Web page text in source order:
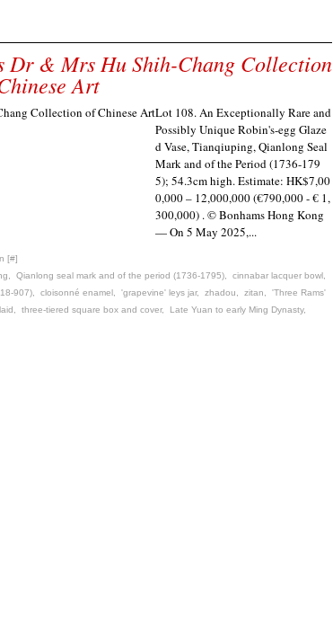
Dr & Mrs Hu Shih-Chang Collection
Art
Lot 108. An Exceptionally Rare and
Possibly Unique Robin's-egg Glaze
d Vase, Tianqiuping, Qianlong Seal
Mark and of the Period (1736-179
5); 54.3cm high. Estimate: HK$7,00
0,000 – 12,000,000 (€790,000 - € 1,
300,000) . © Bonhams Hong Kong
— On 5 May 2025,...
[#]
Qianlong seal mark and of the period (1736-1795) cinnabar lacquer bowl
907) cloisonné enamel 'grapevine' leys jar, zhadou zitan
'Three Rams'
three-tiered square box and cover, Late Yuan to early Ming Dynasty,